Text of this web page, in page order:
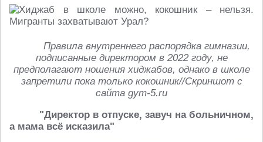
Правила внутреннего распорядка гимназии,
подписанные директором в 2022 году, не
предполагают ношения хиджабов, однако в школе
запретили пока только кокошник//Скриншот с
сайта gym-5.ru
"Директор в отпуске, завуч на больничном,
а мама всё исказила"